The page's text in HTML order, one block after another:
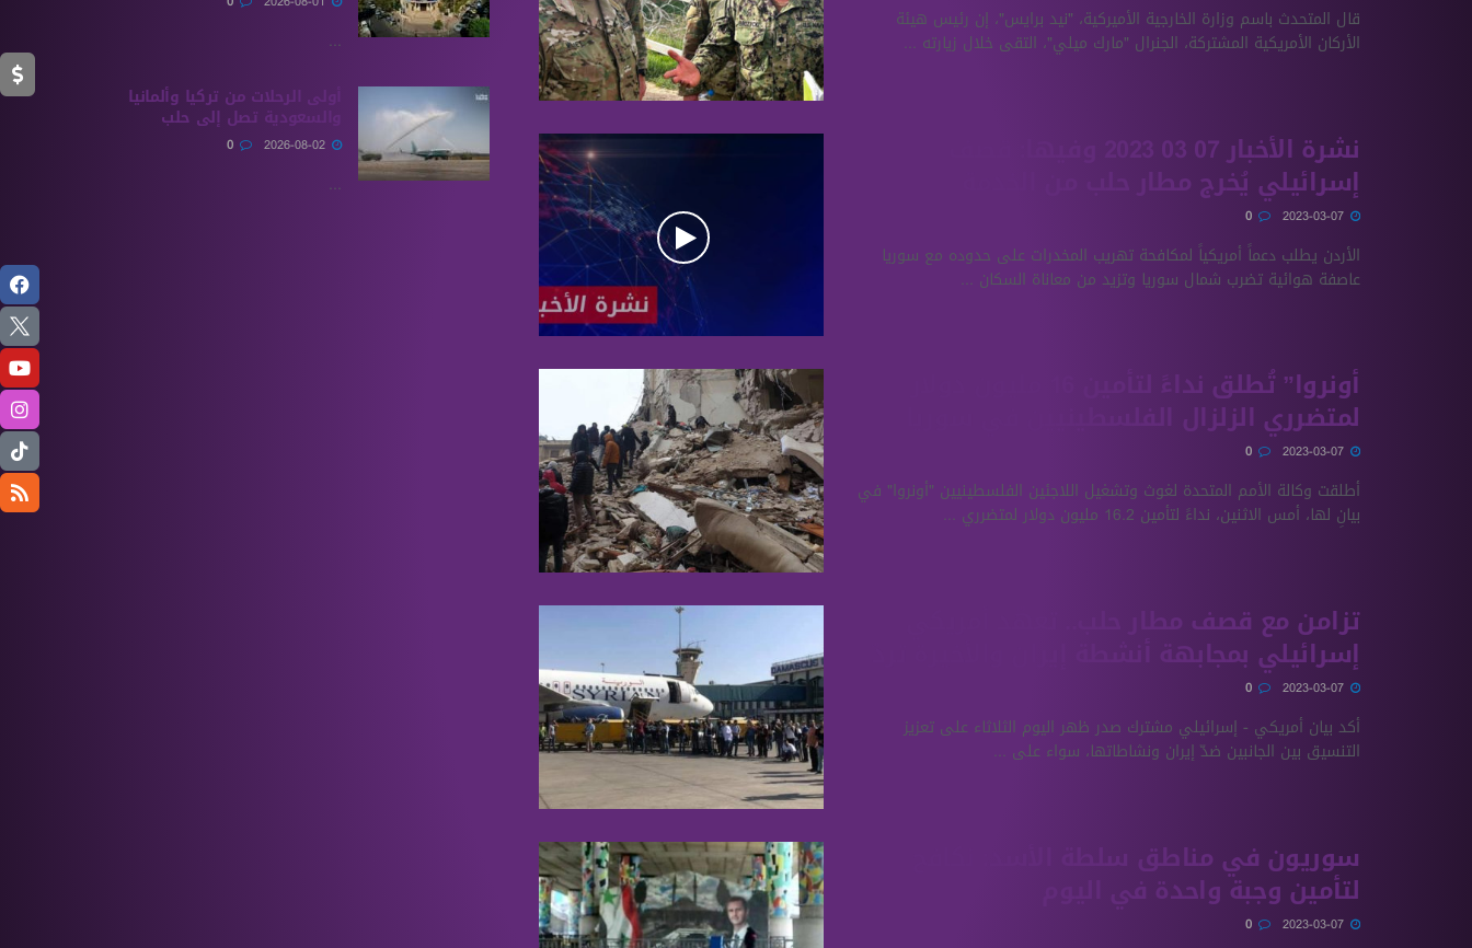
قال المتحدث باسم وزارة الخارجية الأميركية، "نيد برايس"، إن رئيس هيئة
الأركان الأمريكية المشتركة، الجنرال "مارك ميلي"، التقى خلال زيارته ...
إسرائيلي يُخرج مطار حلب من الخدمة
الأردن يطلب دعماً أمريكياً لمكافحة تهريب المخدرات على حدوده مع سوريا
عاصفة هوائية تضرب شمال سوريا وتزيد من معاناة السكان ...
لمتضرري الزلزال الفلسطينيين في سوريا
أطلقت وكالة الأمم المتحدة لغوث وتشغيل اللاجئين الفلسطينيين "أونروا" في
بيانٍ لها، أمس الاثنين، نداءً لتأمين 16.2 مليون دولار لمتضرري ...
تزامن مع قصف مطار حلب.. تعهّد أمريكي
إسرائيلي بمجابهة أنشطة إيران والأخيرة تردّ
أكد بيان أمريكي - إسرائيلي مشترك صدر ظهر اليوم الثلاثاء على تعزيز
التنسيق بين الجانبين ضدّ إيران ونشاطاتها، سواء على ...
سوريون في مناطق سلطة اﻷسد: نكافح
لتأمين وجبة واحدة في اليوم
...
أولى الرحلات من ‏تركيا وألمانيا
والسعودية تصل إلى حلب
...